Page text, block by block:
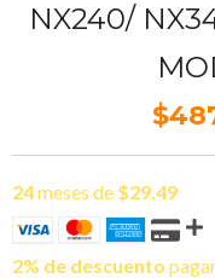
NX240/
24meses de $29.49
2% de descuento